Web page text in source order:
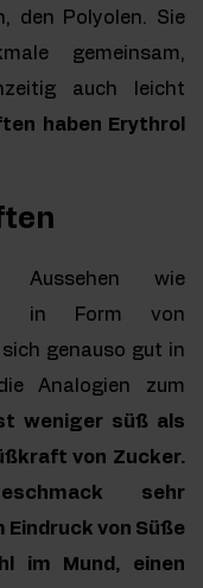
den Polyolen. Sie
gemeinsam,
auch leicht
haben Erythrol
wie
in Form von
genauso gut in
Analogien zum
weniger süß als
von Zucker.
sehr
von Süße
im Mund, einen